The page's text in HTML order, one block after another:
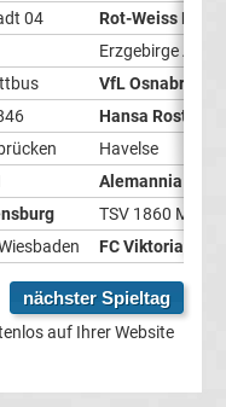
04
Rot-Weiss Essen
Erzgebirge Aue
VfL Osnabrück
Hansa Rostock
Havelse
Alemannia
TSV 1860
FC Viktoria Köln
nächster Spieltag
auf Ihrer Website